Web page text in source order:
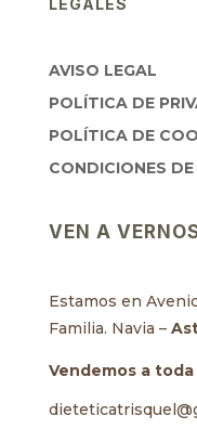
AVISO LEGAL
POLÍTICA DE
POLÍTICA DE
CONDICIONES
VEN A
Estamos en
Familia. Navia –
Vendemos a toda